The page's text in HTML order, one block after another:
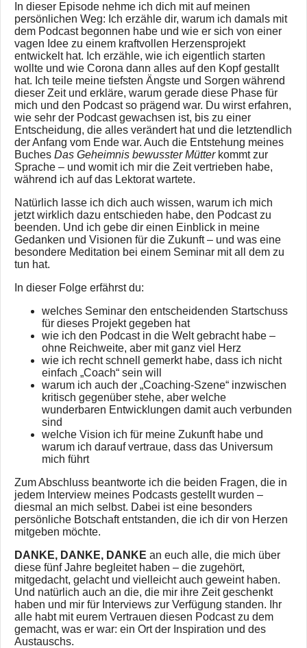
In dieser Episode nehme ich dich mit auf meinen
persönlichen Weg: Ich erzähle dir, warum ich damals mit
dem Podcast begonnen habe und wie er sich von einer
vagen Idee zu einem kraftvollen Herzensprojekt
entwickelt hat. Ich erzähle, wie ich eigentlich starten
wollte und wie Corona dann alles auf den Kopf gestallt
hat. Ich teile meine tiefsten Ängste und Sorgen während
dieser Zeit und erkläre, warum gerade diese Phase für
mich und den Podcast so prägend war. Du wirst erfahren,
wie sehr der Podcast gewachsen ist, bis zu einer
Entscheidung, die alles verändert hat und die letztendlich
der Anfang vom Ende war. Auch die Entstehung meines
Buches Das Geheimnis bewusster Mütterkommt zur
Sprache – und womit ich mir die Zeit vertrieben habe,
während ich auf das Lektorat wartete.
Natürlich lasse ich dich auch wissen, warum ich mich
jetzt wirklich dazu entschieden habe, den Podcast zu
beenden. Und ich gebe dir einen Einblick in meine
Gedanken und Visionen für die Zukunft – und was eine
besondere Meditation bei einem Seminar mit all dem zu
tun hat.
In dieser Folge erfährst du:
welches Seminar den entscheidenden Startschuss
für dieses Projekt gegeben hat
wie ich den Podcast in die Welt gebracht habe –
ohne Reichweite, aber mit ganz viel Herz
wie ich recht schnell gemerkt habe, dass ich nicht
einfach „Coach“ sein will
warum ich auch der „Coaching-Szene“ inzwischen
kritisch gegenüber stehe, aber welche
wunderbaren Entwicklungen damit auch verbunden
sind
welche Vision ich für meine Zukunft habe und
warum ich darauf vertraue, dass das Universum
mich führt
Zum Abschluss beantworte ich die beiden Fragen, die in
jedem Interview meines Podcasts gestellt wurden –
diesmal an mich selbst. Dabei ist eine besonders
persönliche Botschaft entstanden, die ich dir von Herzen
mitgeben möchte.
DANKE, DANKE, DANKE an euch alle, die mich über
diese fünf Jahre begleitet haben – die zugehört,
mitgedacht, gelacht und vielleicht auch geweint haben.
Und natürlich auch an die, die mir ihre Zeit geschenkt
haben und mir für Interviews zur Verfügung standen. Ihr
alle habt mit eurem Vertrauen diesen Podcast zu dem
gemacht, was er war: ein Ort der Inspiration und des
Austauschs.